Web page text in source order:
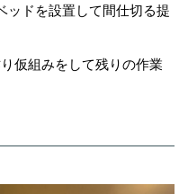
ッドを設置して間仕切る提
仮組みをして残りの作業